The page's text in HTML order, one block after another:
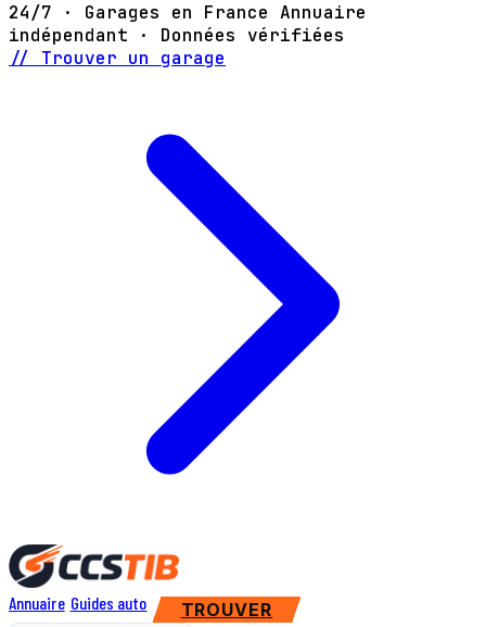
24/7 · Garages en France Annuaire
indépendant · Données vérifiées
// Trouver un garage
Annuaire Guides auto TROUVER